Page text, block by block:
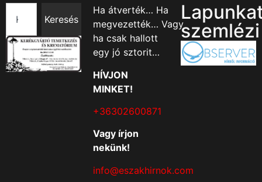
Keresés
Ha átverték… Ha
megvezették… Vagy
ha csak hallott
egy jó sztorit…
HÍVJON
MINKET!
+36302600871
Vagy írjon
nekünk!
info@eszakhirnok.com
szemlézi